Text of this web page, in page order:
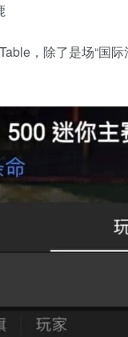
，除了是场“国